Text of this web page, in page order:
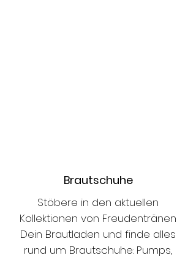
Brautschuhe
Stöbere in den aktuellen
Kollektionen von Freudentränen
Dein Brautladen und finde alles
rund um Brautschuhe: Pumps,